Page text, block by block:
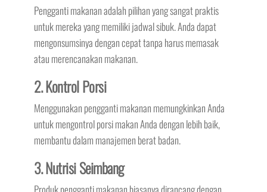
Pengganti makanan adalah pilihan yang sangat praktis
untuk mereka yang memiliki jadwal sibuk. Anda dapat
mengonsumsinya dengan cepat tanpa harus memasak
atau merencanakan makanan.
2. Kontrol Porsi
Menggunakan pengganti makanan memungkinkan Anda
untuk mengontrol porsi makan Anda dengan lebih baik,
membantu dalam manajemen berat badan.
3. Nutrisi Seimbang